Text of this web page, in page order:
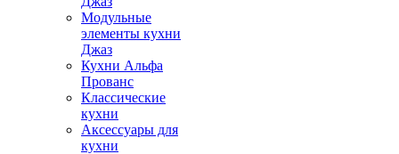
Модульные
элементы кухни
Джаз
Кухни Альфа
Прованс
Классические
кухни
Аксессуары для
кухни